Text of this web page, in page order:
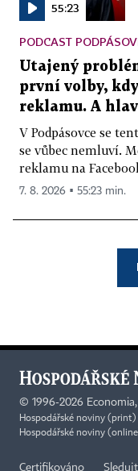
55:23
PODCAST
Utajený
první volby,
reklamu. A
V Podpásovce se
se vůbec nemluví.
reklamu na
7. 8. 2026 ▪ 55:23 min.
© 1996-2026 Economia,
Hospodářské noviny
Hospodářské noviny
Certifikováno